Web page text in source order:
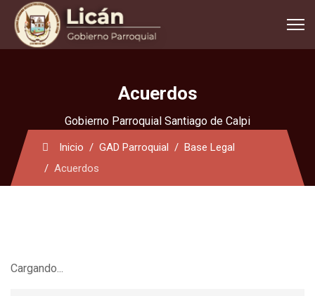
Acuerdos
Gobierno Parroquial Santiago de Calpi
Inicio GAD Parroquial
Base Legal
Acuerdos
Cargando...